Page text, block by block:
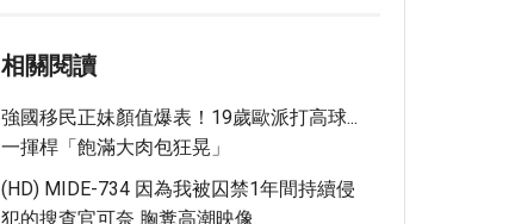
相關閱讀
強國移民正妹顏值爆表！19歲歐派打高球...
一揮桿「飽滿大肉包狂晃」
(HD) MIDE-734 因為我被囚禁1年間持續侵
犯的搜查官可奈 胸糞高潮映像